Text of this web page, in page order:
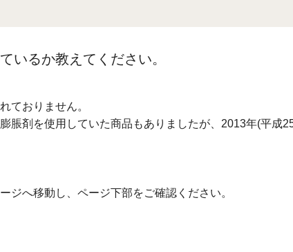
いるか教えてください。
ておりません。
脹剤を使用していた商品もありましたが、2013年(平成
へ移動し、ページ下部をご確認ください。